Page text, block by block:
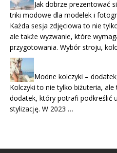
Jak dobrze prezentować
triki modowe dla modelek i
Każda sesja zdjęciowa to nie
ale także wyzwanie, które
przygotowania. Wybór stroju,
Modne kolczyki –
Kolczyki to nie tylko biżuteria,
dodatek, który potrafi podkreślić
stylizację. W 2023 …